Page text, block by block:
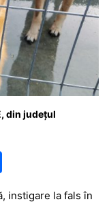
din județul
arinstigare la fals în